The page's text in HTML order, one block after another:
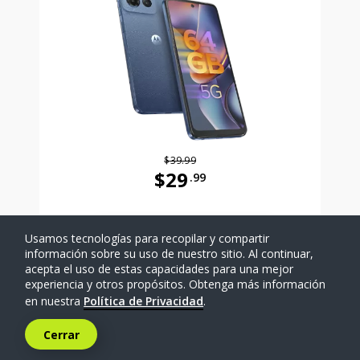
$39.99
$29 .99
SELECCIONAR TELÉFONO
Comparar
Usamos tecnologías para recopilar y compartir
información sobre su uso de nuestro sitio. Al continuar,
acepta el uso de estas capacidades para una mejor
experiencia y otros propósitos. Obtenga más información
en nuestra Política de Privacidad.
Cerrar